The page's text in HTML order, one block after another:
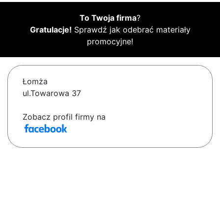
To Twoja firma?
Gratulacje! Sprawdź jak odebrać materiały
promocyjne!
Łomża
ul.Towarowa 37
Zobacz profil firmy na